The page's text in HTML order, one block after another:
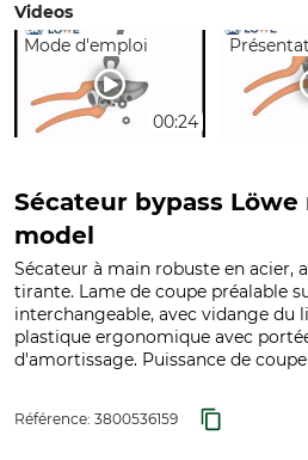
Videos
Mode d'emploi
00:24
Sécateur bypass Löwe
model
Sécateur à main robuste en acier,
tirante. Lame de coupe préalable
interchangeable, avec vidange du
plastique ergonomique avec
d'amortissage. Puissance de coupe
Référence: 3800536159